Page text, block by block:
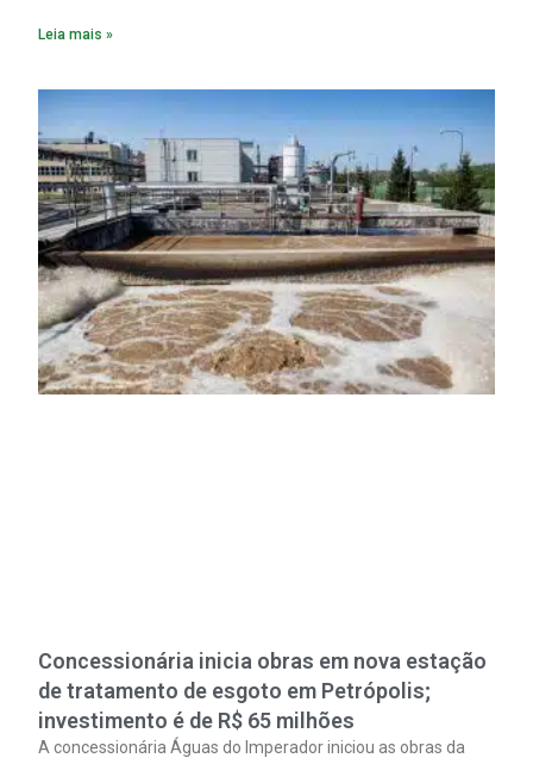
Leia mais »
Concessionária inicia obras em nova estação
de tratamento de esgoto em Petrópolis;
investimento é de R$ 65 milhões
A concessionária Águas do Imperador iniciou as obras da